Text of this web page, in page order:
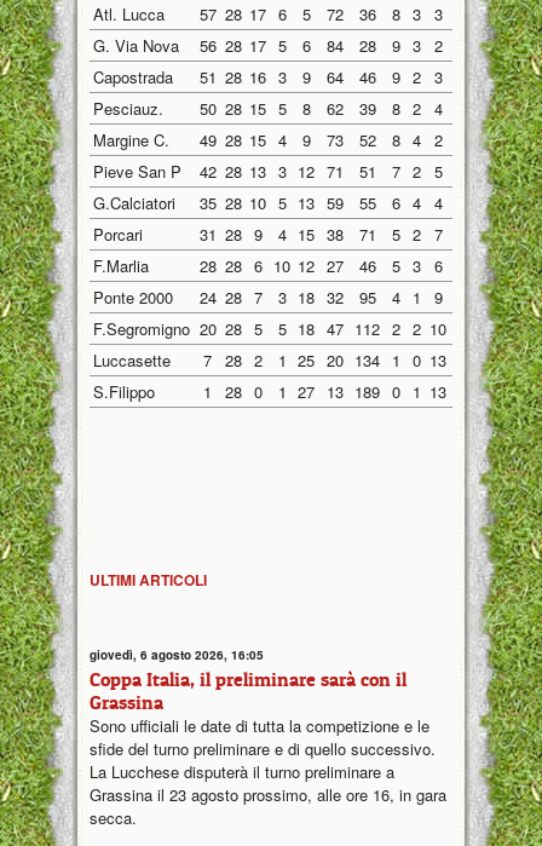
Atl. Lucca
57 28 17 6 5 72 36 8 3 3 24 9
G. Via Nova
56 28 17 5 6 84 28 9 3 2 13 8
Capostrada
51 28 16 3 9 64 46 9 2 3 42 19 7
Pesciauz.
50 28 15 5 8 62 39 8 2 4 32 19 7
Margine C.
49 28 15 4 9 73 52 8 4 2 17 7
Pieve San P
42 28 13 3 12 71 51 7 2 5 25 6
G.Calciatori
35 28 10 5 13 59 55 6 4 4 35 15 4
Porcari
31 28 9 4 15 38 71 5 2 7 19 26 4
F.Marlia
28 28 6 10 12 27 46 5 3 6 19 1
Ponte 2000
24 28 7 3 18 32 95 4 1 9 15 43 3
F.Segromigno 20 28 5 5 18 47 112 2 2 10 27 67 3
Luccasette
7 28 2 1 25 20 134 1 0 13 52 1
S.Filippo
1 28 0 1 27 13 189 0 1 13 89 0
ULTIMI ARTICOLI
giovedì, 6 agosto 2026, 16:05
Coppa Italia, il preliminare sarà con il
Grassina
Sono ufficiali le date di tutta la competizione e le
sfide del turno preliminare e di quello successivo.
La Lucchese disputerà il turno preliminare a
Grassina il 23 agosto prossimo, alle ore 16, in gara
secca.